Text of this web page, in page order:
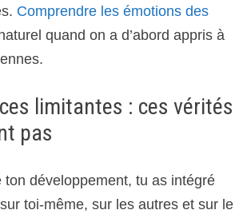
Comprendre les émotions des
quand on a d’abord appris à
limitantes : ces vérités
pas
ton développement, tu as intégré
toi-même, sur les autres et sur le